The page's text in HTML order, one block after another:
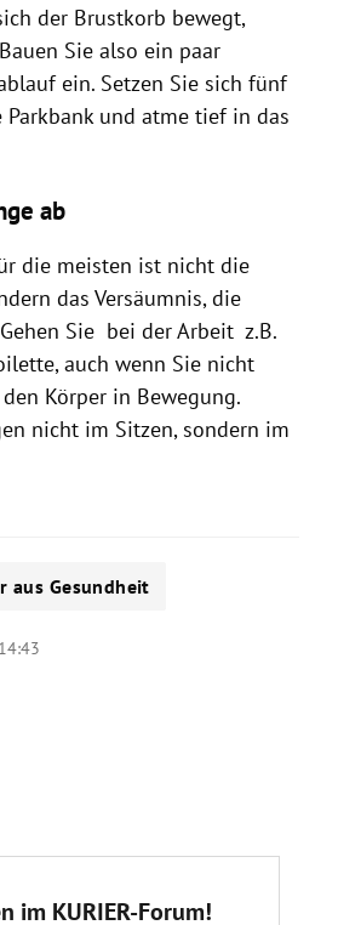
der Brustkorb bewegt,
Sie also ein paar
ein. Setzen Sie sich fünf
und atme tief in das
ab
die meisten ist nicht die
das Versäumnis, die
Sie bei der Arbeit z.B.
auch wenn Sie nicht
Körper in Bewegung.
nicht im Sitzen, sondern im
aus Gesundheit